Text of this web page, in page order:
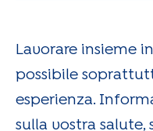
Lavorare insieme
possibile
esperienza.
sulla vostra salute,